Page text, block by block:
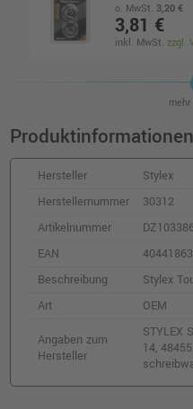
o. MwSt. 3,20 €
3,81 €
inkl. MwSt.zzgl.
4,24 €
inkl. MwSt. zzgl.
Stylex
3,36 €
inkl. MwSt.zzgl.
Stylex
3,70 €
inkl. MwSt.zzgl.
Produktinformationen
Hersteller
Stylex
Herstellernummer
30312
Artikelnummer
EAN
Beschreibung
Stylex
Art
OEM
Angaben zum
Hersteller
STYLEX
14,